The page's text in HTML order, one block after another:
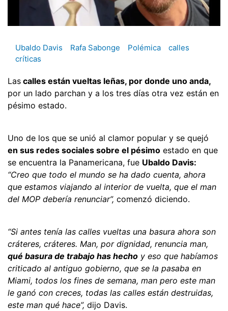
Ubaldo Davis Rafa Sabonge Polémica
calles
críticas
Las calles están vueltas leñas, por donde uno anda,
por un lado parchan y a los tres días otra vez están en
pésimo estado.
Uno de los que se unió al clamor popular y se quejó
en sus redes sociales sobre el pésimo estado en que
se encuentra la Panamericana, fue Ubaldo Davis:
“Creo que todo el mundo se ha dado cuenta, ahora
que estamos viajando al interior de vuelta, que el man
del MOP debería renunciar”, comenzó diciendo.
“Si antes tenía las calles vueltas una basura ahora son
cráteres, cráteres. Man, por dignidad, renuncia man,
qué basura de trabajo has hecho y eso que habíamos
criticado al antiguo gobierno, que se la pasaba en
Miami, todos los fines de semana, man pero este man
le ganó con creces, todas las calles están destruidas,
este man qué hace”, dijo Davis.